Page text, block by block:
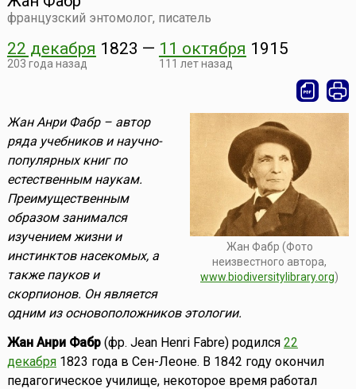
французский энтомолог, писатель
22 декабря 1823
203 года назад
— 11 октября 1915
111 лет назад
Жан Фабр (Фото
неизвестного автора,
www.biodiversitylibrary.org)
Жан Анри Фабр – автор
ряда учебников и научно-
популярных книг по
естественным наукам.
Преимущественным
образом занимался
изучением жизни и
инстинктов насекомых, а
также пауков и
скорпионов. Он является
одним из основоположников этологии.
Жан Анри Фабр(фр. Jean Henri Fabre) родился 22
декабря1823 года в Сен-Леоне. В 1842 году окончил
педагогическое училище, некоторое время работал